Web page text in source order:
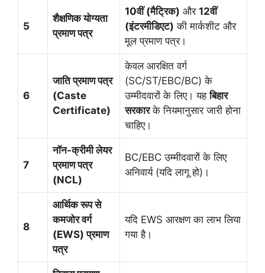
5
शैक्षणिक योग्यता
प्रमाण पत्र
10वीं (मैट्रिक) और 12वीं
(इंटरमीडिएट) की मार्कशीट और
मूल प्रमाण पत्र।
6
जाति प्रमाण पत्र
(Caste
Certificate)
केवल आरक्षित वर्ग
(SC/ST/EBC/BC) के
उम्मीदवारों के लिए। यहबिहार
सरकारके नियमानुसार जारी होना
चाहिए।
7
नॉन-क्रीमी लेयर
प्रमाण पत्र
(NCL)
BC/EBC उम्मीदवारों के लिए
अनिवार्य (यदि लागू हो)।
8
आर्थिक रूप से
कमजोर वर्ग
(EWS) प्रमाण
पत्र
यदि EWS आरक्षण का लाभ लिया
गया है।